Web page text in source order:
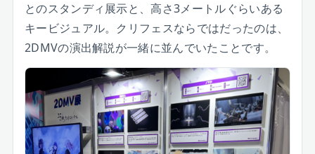
とのスタンディ展示と、高さ3メートルぐらいある
キービジュアル。クリフェスならではだったのは、
2DMVの演出解説が一緒に並んでいたことです。